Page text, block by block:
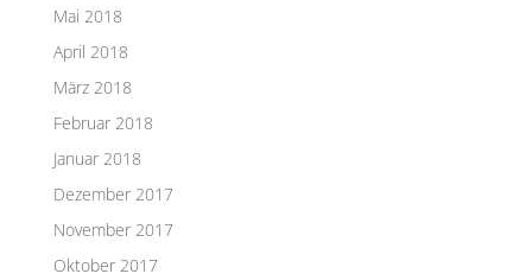
Mai 2018
April 2018
März 2018
Februar 2018
Januar 2018
Dezember 2017
November 2017
Oktober 2017